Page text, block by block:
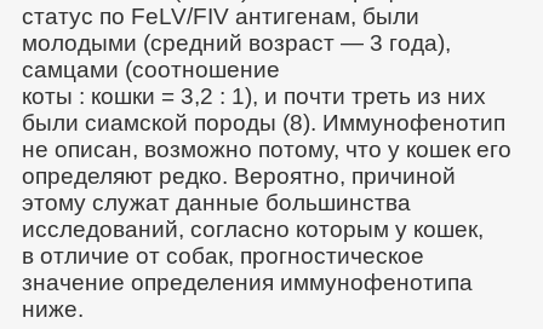
статус по FeLV/FIV антигенам, были
молодыми (средний возраст — 3 года),
самцами (соотношение
коты : кошки = 3,2 : 1), и почти треть из них
были сиамской породы (8). Иммунофенотип
не описан, возможно потому, что у кошек его
определяют редко. Вероятно, причиной
этому служат данные большинства
исследований, согласно которым у кошек,
в отличие от собак, прогностическое
значение определения иммунофенотипа
ниже.